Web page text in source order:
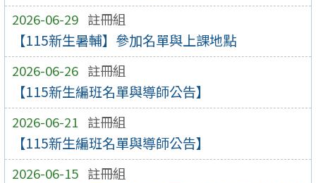
2026-06-29 註冊組
【115新生暑輔】參加名單與上課地點
2026-06-26 註冊組
【115新生編班名單與導師公告】
2026-06-21 註冊組
【115新生編班名單與導師公告】
2026-06-15 註冊組